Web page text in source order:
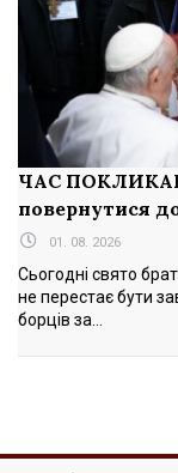
ЧАС
повернутися
01. 08. 2026
Сьогодні свято
не перестає бути
борців за...